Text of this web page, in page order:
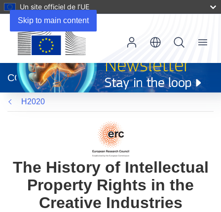
Skip to main content
Un site officiel de l’UE
dans
une
nouvelle
fenêtre)
CORDIS
Menu
H2020
The History of Intellectual
Property Rights in the
Creative Industries